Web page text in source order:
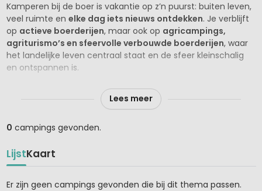
Kamperen bij de boer is vakantie op z’n puurst: buiten leven,
veel ruimte en elke dag iets nieuws ontdekken. Je verblijft
op actieve boerderijen, maar ook op agricampings,
agriturismo’s en sfeervolle verbouwde boerderijen, waar
het landelijke leven centraal staat en de sfeer kleinschalig
en ontspannen is.
Overnachten doe je vaak in comfortabele safaritenten met
of zonder privé sanitair of andere glampingaccommodaties,
midden tussen de weilanden of op het erf. Je slaapt in fijne
bedden, hebt je eigen keuken en zit ’s avonds nog even
vanzelfsprekend, zonder in te leveren op comfort.
Voor kinderen is dit een droomvakantie. Dieren voeren,
spelen op het erf, rondstruinen in de natuur en tot het einde
Lees meer
0 campings gevonden.
LijstKaart
Er zijn geen campings gevonden die bij dit thema passen.